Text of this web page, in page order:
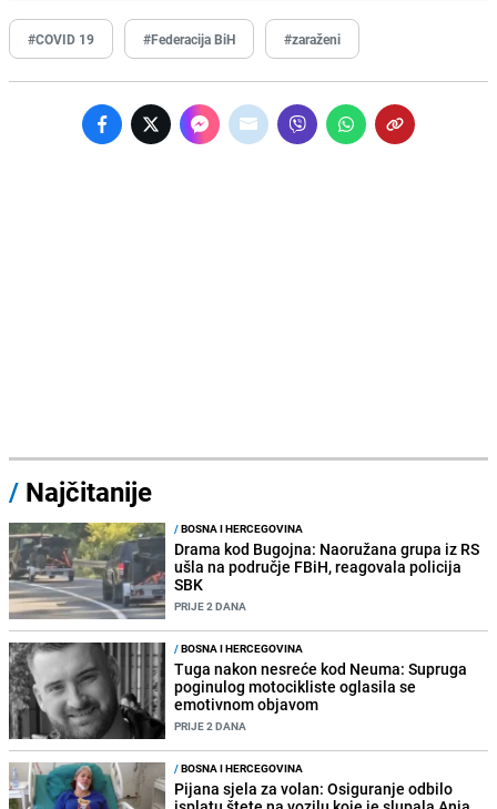
#COVID 19 #Federacija BiH #zaraženi
/ Najčitanije
/BOSNA I HERCEGOVINA
Drama kod Bugojna: Naoružana grupa iz RS
ušla na područje FBiH, reagovala policija
SBK
PRIJE 2 DANA
/BOSNA I HERCEGOVINA
Tuga nakon nesreće kod Neuma: Supruga
poginulog motocikliste oglasila se
emotivnom objavom
PRIJE 2 DANA
/BOSNA I HERCEGOVINA
Pijana sjela za volan: Osiguranje odbilo